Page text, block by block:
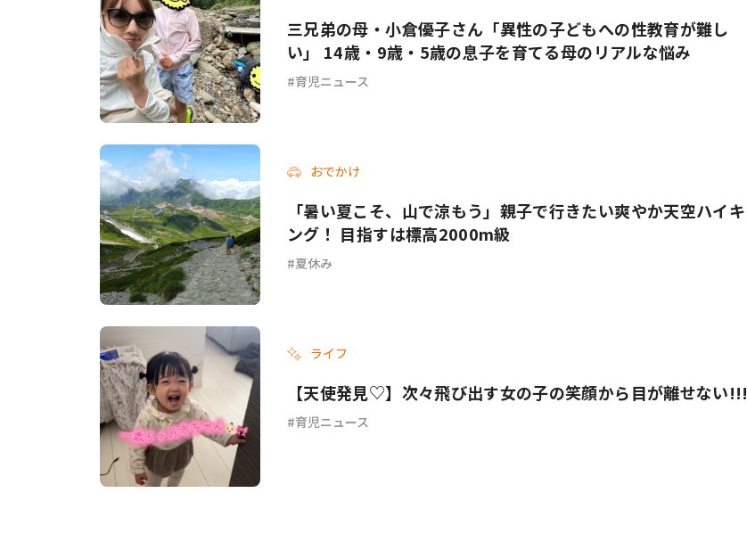
三兄弟の母・小倉優子さん「異性の子どもへの性教育が難し
い」 14歳・9歳・5歳の息子を育てる母のリアルな悩み
育児ニュース
おでかけ
「暑い夏こそ、山で涼もう」親子で行きたい爽やか天空ハイキ
ング！ 目指すは標高2000m級
夏休み
ライフ
【天使発見♡】次々飛び出す女の子の笑顔から目が離せない!!!
育児ニュース